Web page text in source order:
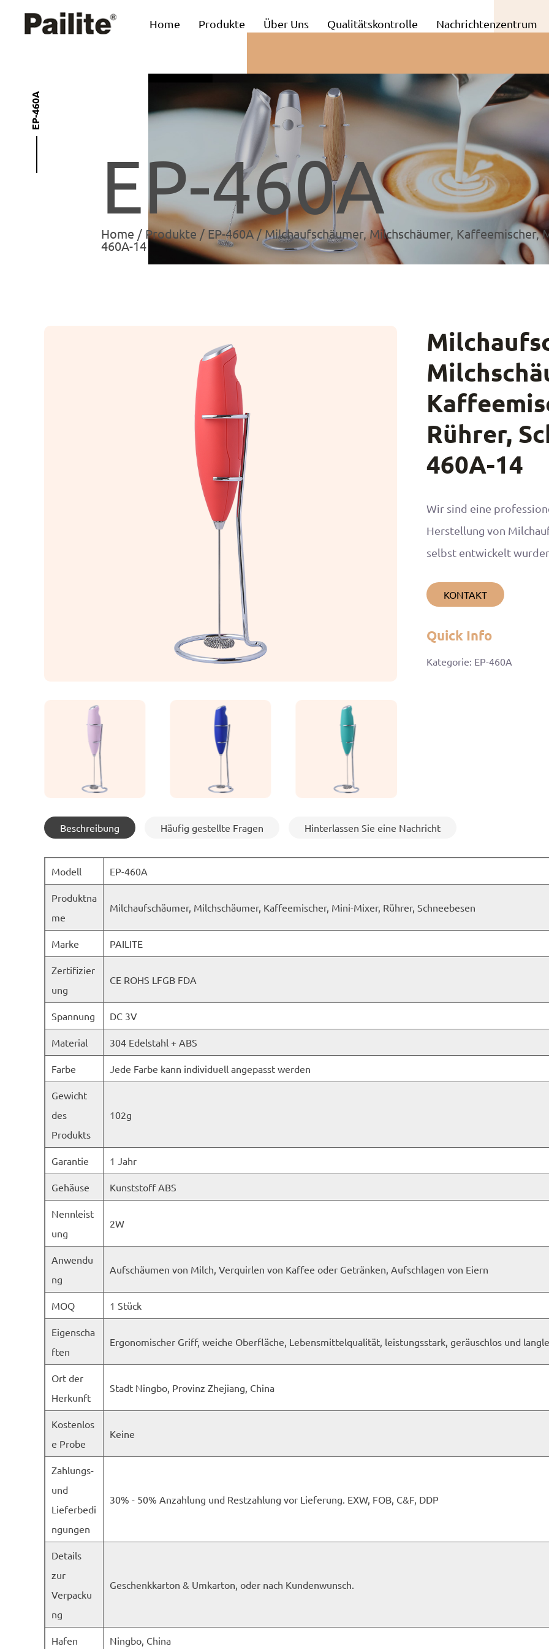
Home Produkte Über Uns Qualitätskontrolle Nachrichtenzentrum
EP-460A
EP-460A
Home / Produkte /EP-460A/Milchaufschäumer, Milchschäumer, Kaffeemischer,
460A-14
Rührer,
460A-14
Wir sind eine
Herstellung von
selbst entwickelt
KONTAKT
Quick Info
Kategorie: EP-460A
Beschreibung Häufig gestellte Fragen Hinterlassen Sie eine Nachricht
Modell EP-460A
Produktna
me
Milchaufschäumer, Milchschäumer, Kaffeemischer, Mini-Mixer, Rührer, Schneebesen
Marke PAILITE
Zertifizier
ung
CE ROHS LFGB FDA
Spannung DC 3V
Material 304 Edelstahl + ABS
Farbe Jede Farbe kann individuell angepasst werden
Gewicht
des
Produkts
102g
Garantie 1 Jahr
Gehäuse Kunststoff ABS
Nennleist
ung
2W
Anwendu
ng
Aufschäumen von Milch, Verquirlen von Kaffee oder Getränken, Aufschlagen von Eiern
MOQ 1 Stück
Eigenscha
ften
Ergonomischer Griff, weiche Oberfläche, Lebensmittelqualität, leistungsstark, geräuschlos und
Ort der
Herkunft
Stadt Ningbo, Provinz Zhejiang, China
Kostenlos
e Probe
Keine
Zahlungs-
und
Lieferbedi
ngungen
30% - 50% Anzahlung und Restzahlung vor Lieferung. EXW, FOB, C&F, DDP
Details
zur
Verpacku
ng
Geschenkkarton & Umkarton, oder nach Kundenwunsch.
Hafen Ningbo, China